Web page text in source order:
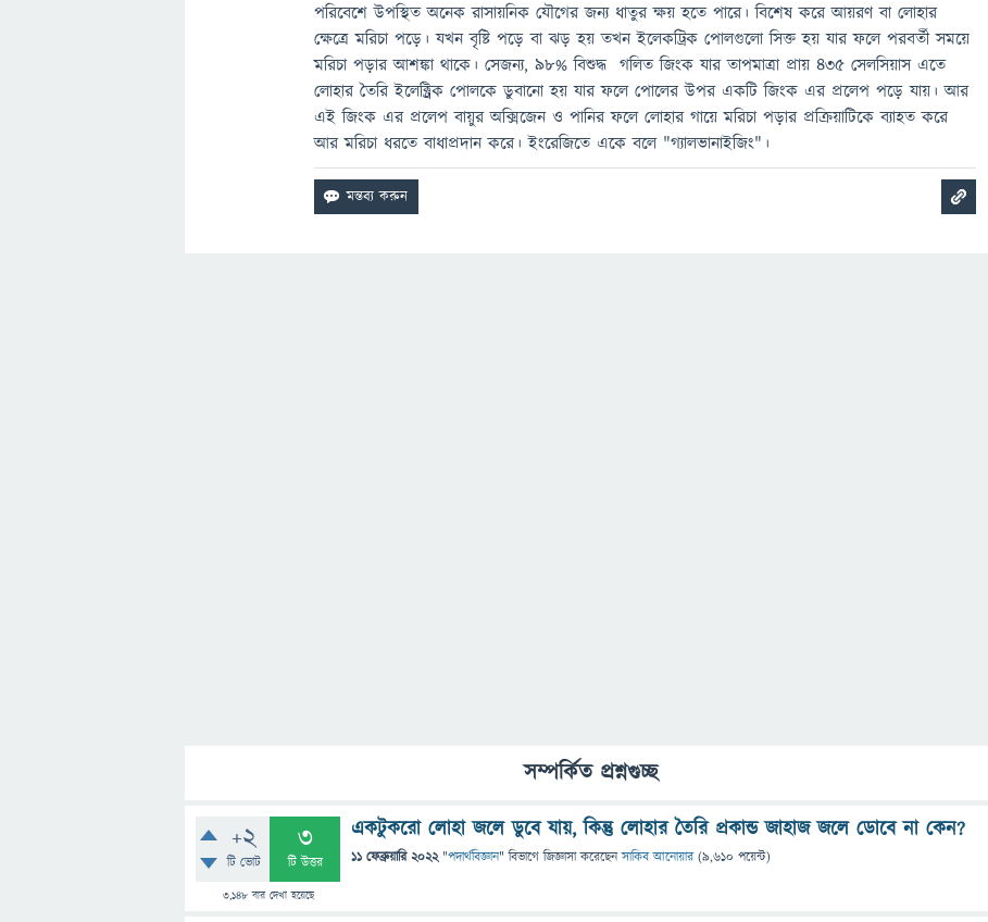
পরিবেশে উপস্থিত অনেক রাসায়নিক যৌগের জন্য ধাতুর ক্ষয় হতে পারে। বিশেষ করে আয়রণ বা লোহার
ক্ষেত্রে মরিচা পড়ে। যখন বৃষ্টি পড়ে বা ঝড় হয় তখন ইলেকট্রিক পোলগুলো সিক্ত হয় যার ফলে পরবর্তী সময়ে
মরিচা পড়ার আশঙ্কা থাকে। সেজন্য, ৯৮% বিশুদ্ধ গলিত জিংক যার তাপমাত্রা প্রায় ৪৩৫ সেলসিয়াস এতে
লোহার তৈরি ইলেক্ট্রিক পোলকে ডুবানো হয় যার ফলে পোলের উপর একটি জিংক এর প্রলেপ পড়ে যায়। আর
এই জিংক এর প্রলেপ বায়ুর অক্সিজেন ও পানির ফলে লোহার গায়ে মরিচা পড়ার প্রক্রিয়াটিকে ব্যাহত করে
আর মরিচা ধরতে বাধাপ্রদান করে। ইংরেজিতে একে বলে "গ্যালভানাইজিং"।
সম্পর্কিত প্রশ্নগুচ্ছ
+2
টি ভোট
3
টি উত্তর
3,148বার দেখা হয়েছে
একটুকরো লোহা জলে ডুবে যায়, কিন্তু লোহার তৈরি প্রকান্ড জাহাজ জলে ডোবে না কেন?
11 ফেব্রুয়ারি 2022 "পদার্থবিজ্ঞান" বিভাগে জিজ্ঞাসাকরেছেনসাকিব আনোয়ার (9,610 পয়েন্ট)